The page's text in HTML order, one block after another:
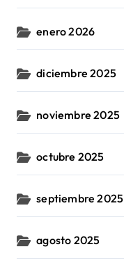
enero 2026
diciembre 2025
noviembre 2025
octubre 2025
septiembre 2025
agosto 2025